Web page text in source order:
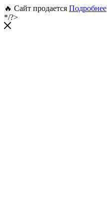
🔥 Сайт продается Подробнее
*/?>